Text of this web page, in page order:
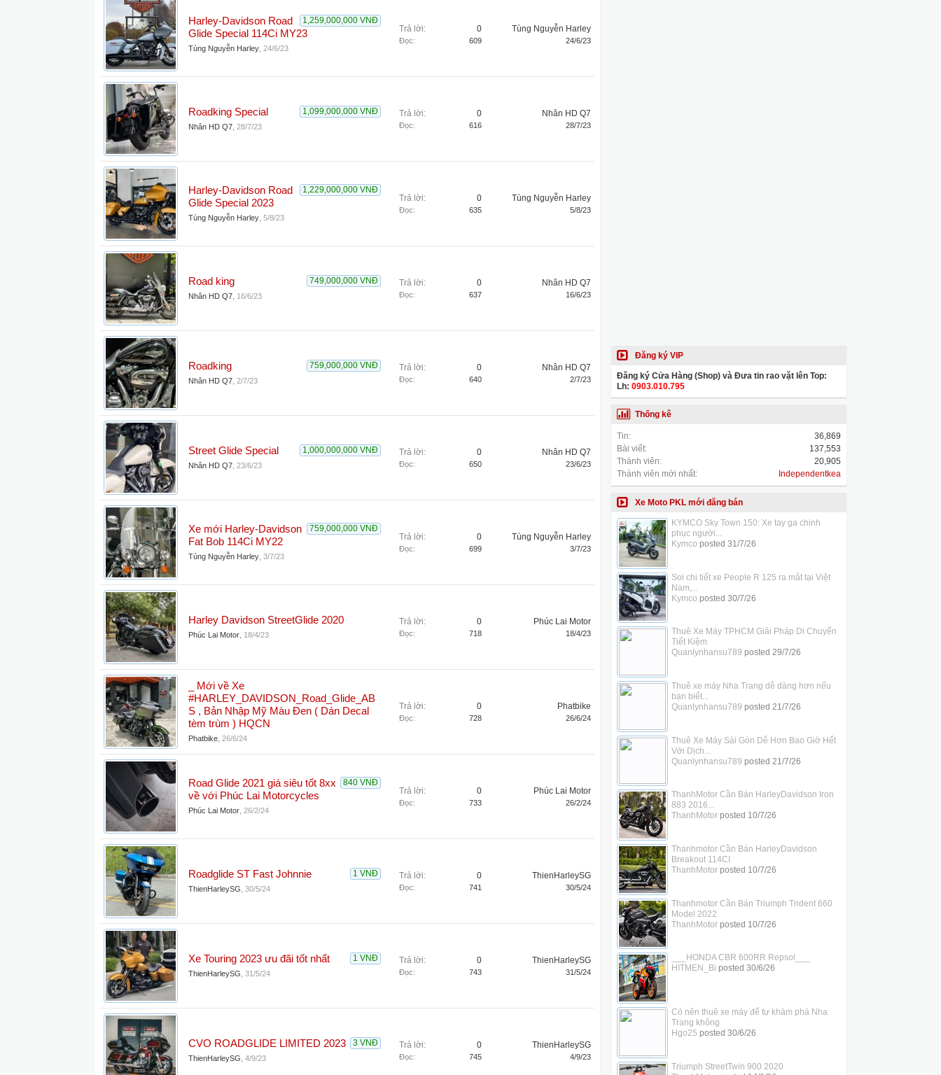
1,259,000,000 VNĐ
Harley-Davidson Road
Glide Special 114Ci MY23
Tùng Nguyễn Harley 24/6/23
Trả lời: 0
Đọc: 609
Tùng Nguyễn Harley
24/6/23
1,099,000,000 VNĐ
Roadking Special
Nhân HD Q7 28/7/23
Trả lời: 0
Đọc: 616
Nhân HD Q7
28/7/23
1,229,000,000 VNĐ
Harley-Davidson Road
Glide Special 2023
Tùng Nguyễn Harley 5/8/23
Trả lời: 0
Đọc: 635
Tùng Nguyễn Harley
5/8/23
749,000,000 VNĐ
Road king
Nhân HD Q7 16/6/23
Trả lời: 0
Đọc: 637
Nhân HD Q7
16/6/23
759,000,000 VNĐ
Roadking
Nhân HD Q7 2/7/23
Trả lời: 0
Đọc: 640
Nhân HD Q7
2/7/23
1,000,000,000 VNĐ
Street Glide Special
Nhân HD Q7 23/6/23
Trả lời: 0
Đọc: 650
Nhân HD Q7
23/6/23
759,000,000 VNĐ
Xe mới Harley-Davidson
Fat Bob 114Ci MY22
Tùng Nguyễn Harley 3/7/23
Trả lời: 0
Đọc: 699
Tùng Nguyễn Harley
3/7/23
Harley Davidson StreetGlide 2020
Phúc Lai Motor 18/4/23
Trả lời: 0
Đọc: 718
Phúc Lai Motor
18/4/23
_ Mới về Xe
#HARLEY_DAVIDSON_Road_Glide_AB
S , Bản Nhập Mỹ Màu Đen ( Dán Decal
tèm trùm ) HQCN
Phatbike 26/6/24
Trả lời: 0
Đọc: 728
Phatbike
26/6/24
840 VNĐ
Road Glide 2021 giá siêu tốt 8xx
về với Phúc Lai Motorcycles
Phúc Lai Motor 26/2/24
Trả lời: 0
Đọc: 733
Phúc Lai Motor
26/2/24
1 VNĐ
Roadglide ST Fast Johnnie
ThienHarleySG 30/5/24
Trả lời: 0
Đọc: 741
ThienHarleySG
30/5/24
1 VNĐ
Xe Touring 2023 ưu đãi tốt nhất
ThienHarleySG 31/5/24
Trả lời: 0
Đọc: 743
ThienHarleySG
31/5/24
3 VNĐ
CVO ROADGLIDE LIMITED 2023
ThienHarleySG 4/9/23
Trả lời: 0
Đọc: 745
ThienHarleySG
4/9/23
Đăng ký VIP
Đăng ký Cửa Hàng (Shop) và Đưa tin rao vặt lên Top:
Lh: 0903.010.795
Thống kê
Tin:
36,869
Bài viết:
137,553
Thành viên:
20,905
Thành viên mới nhất:
Independentkea
Xe Moto PKL mới đăng bán
KYMCO Sky Town 150: Xe tay ga chinh
phục người...
Kymco posted 31/7/26
Soi chi tiết xe People R 125 ra mắt tại Việt
Nam,...
Kymco posted 30/7/26
Thuê Xe Máy TPHCM Giải Pháp Di Chuyển
Tiết Kiệm
Quanlynhansu789 posted 29/7/26
Thuê xe máy Nha Trang dễ dàng hơn nếu
bạn biết...
Quanlynhansu789 posted 21/7/26
Thuê Xe Máy Sài Gòn Dễ Hơn Bao Giờ Hết
Với Dịch...
Quanlynhansu789 posted 21/7/26
ThanhMotor Cần Bán HarleyDavidson Iron
883 2016...
ThanhMotorposted 10/7/26
Thanhmotor Cần Bán HarleyDavidson
Breakout 114CI
ThanhMotorposted 10/7/26
Thanhmotor Cần Bán Triumph Trident 660
Model 2022
ThanhMotorposted 10/7/26
___HONDA CBR 600RR Repsol___
HITMEN_Bi posted 30/6/26
Có nên thuê xe máy để tự khám phá Nha
Trang không
Hgo25 posted 30/6/26
Triumph StreetTwin 900 2020